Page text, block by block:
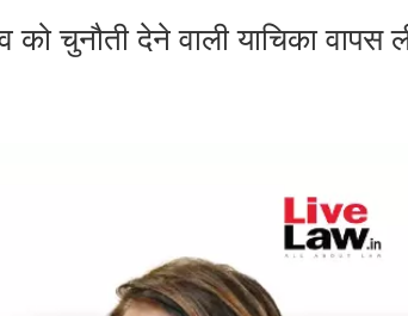
चुनौती देने वाली याचिका वापस